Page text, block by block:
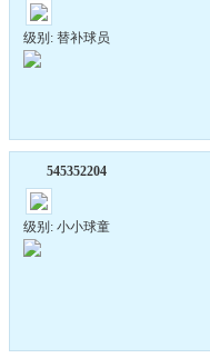
级别: 替补球员
545352204
级别: 小小球童